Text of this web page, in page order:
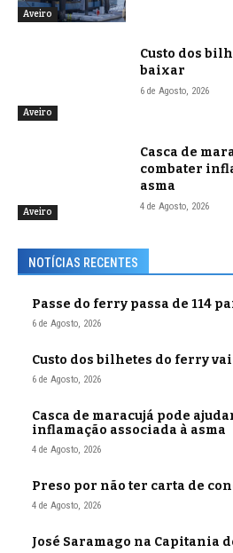
Aveiro
Aveiro
Custo dos
baixar
6 de Agosto, 2026
Aveiro
Casca de
combater
asma
4 de Agosto, 2026
NOTÍCIAS RECENTES
Passe do ferry passa de 114
6 de Agosto, 2026
Custo dos bilhetes do ferry
6 de Agosto, 2026
Casca de maracujá pode
inflamação associada à asma
4 de Agosto, 2026
Preso por não ter carta de
4 de Agosto, 2026
José Saramago na Capitania